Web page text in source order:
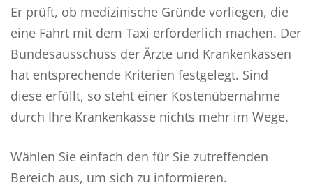
Er prüft, ob medizinische Gründe vorliegen, die
eine Fahrt mit dem Taxi erforderlich machen. Der
Bundesausschuss der Ärzte und Krankenkassen
hat entsprechende Kriterien festgelegt. Sind
diese erfüllt, so steht einer Kostenübernahme
durch Ihre Krankenkasse nichts mehr im Wege.
Wählen Sie einfach den für Sie zutreffenden
Bereich aus, um sich zu informieren.